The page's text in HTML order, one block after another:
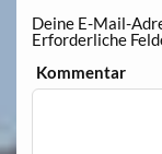
Deine E-Mail-
Erforderliche
Kommentar